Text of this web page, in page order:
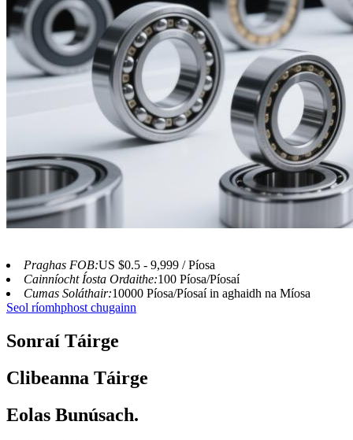
Praghas FOB:US $0.5 - 9,999 / Píosa
Cainníocht Íosta Ordaithe:100 Píosa/Píosaí
Cumas Soláthair:10000 Píosa/Píosaí in aghaidh na Míosa
Seol ríomhphost chugainn
Sonraí Táirge
Clibeanna Táirge
Eolas Bunúsach.